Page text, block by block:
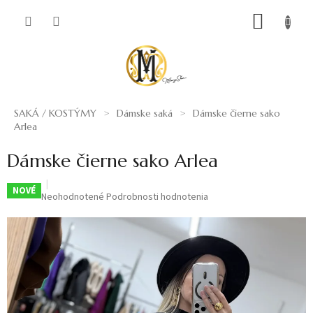
SAKÁ / KOSTÝMY Dámske saká
Dámske čierne sako
Arlea
Dámske čierne sako Arlea
NOVÉ Priemerné
produktu
je
5
hviezdičiek.
Neohodnotené Podrobnosti hodnotenia